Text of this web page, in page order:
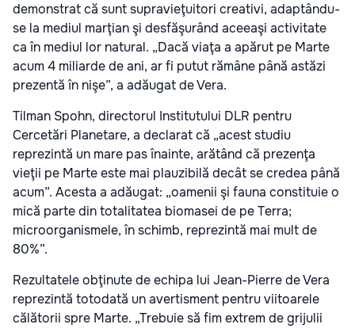
demonstrat că sunt supravieţuitori creativi, adaptându-
se la mediul marţian şi desfăşurând aceeaşi activitate
ca în mediul lor natural. „Dacă viaţa a apărut pe Marte
acum 4 miliarde de ani, ar fi putut rămâne până astăzi
prezentă în nişe”, a adăugat de Vera.
Tilman Spohn, directorul Institutului DLR pentru
Cercetări Planetare, a declarat că „acest studiu
reprezintă un mare pas înainte, arătând că prezenţa
vieţii pe Marte este mai plauzibilă decât se credea până
acum”. Acesta a adăugat: „oamenii şi fauna constituie o
mică parte din totalitatea biomasei de pe Terra;
microorganismele, în schimb, reprezintă mai mult de
80%”.
Rezultatele obţinute de echipa lui Jean-Pierre de Vera
reprezintă totodată un avertisment pentru viitoarele
călătorii spre Marte. „Trebuie să fim extrem de grijulii